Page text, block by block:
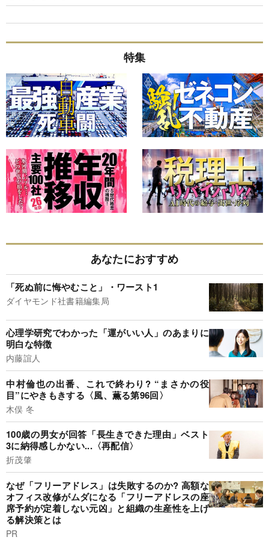
特集
あなたにおすすめ
「死ぬ前に悔やむこと」・ワースト1
ダイヤモンド社書籍編集局
心理学研究でわかった「運がいい人」のあまりに
明白な特徴
内藤誼人
中村倫也の出番、これで終わり? “まさかの役
目”にやきもきする〈風、薫る第96回〉
木俣 冬
100歳の男女が回答「長生きできた理由」ベスト
3に納得感しかない...〈再配信〉
折茂肇
なぜ「フリーアドレス」は失敗するのか? 高額な
オフィス改修がムダになる「フリーアドレスの座
席予約が定着しない元凶」と組織の生産性を上げ
る解決策とは
PR